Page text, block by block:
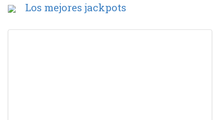
Los mejores jackpots